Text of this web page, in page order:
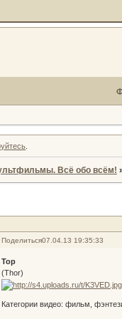
Всё обо всём!
Поделиться07.04.13 19:35:33
Тор
(Thor)
Категории видео: фильм,